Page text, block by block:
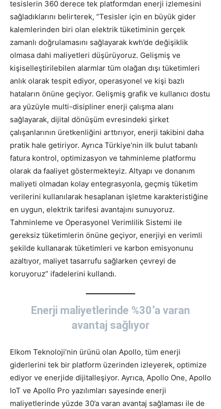
tesislerin 360 derece tek platformdan enerji izlemesini
sağladıklarını belirterek, “Tesisler için en büyük gider
kalemlerinden biri olan elektrik tüketiminin gerçek
zamanlı doğrulamasını sağlayarak kwh’de değişiklik
olmasa dahi maliyetleri düşürüyoruz. Gelişmiş ve
kişiselleştirilebilen alarmlar tüm olağan dışı tüketimleri
anlık olarak tespit ediyor, operasyonel ve kişi bazlı
hataların önüne geçiyor. Gelişmiş grafik ve kullanıcı dostu
ara yüzüyle multi-disipliner enerji çalışma alanı
sağlayarak, dijital dönüşüm evresindeki şirket
çalışanlarının üretkenliğini arttırıyor, enerji takibini daha
pratik hale getiriyor. Ayrıca Türkiye’nin ilk bulut tabanlı
fatura kontrol, optimizasyon ve tahminleme platformu
olarak da faaliyet göstermekteyiz. Altyapı ve donanım
maliyeti olmadan kolay entegrasyonla, geçmiş tüketim
verilerini kullanılarak hesaplanan işletme karakteristiğine
en uygun, elektrik tarifesi avantajını sunuyoruz.
Tahminleme ve Operasyonel Verimlilik Sistemi ile
gereksiz tüketimlerin önüne geçiyor, enerjiyi en verimli
şekilde kullanarak tüketimleri ve karbon emisyonunu
azaltıyor, maliyet tasarrufu sağlarken çevreyi de
koruyoruz” ifadelerini kullandı.
Enerji maliyetlerinde %30’a varan
avantaj sağlıyor
Elkom Teknoloji’nin ürünü olan Apollo, tüm enerji
giderlerini tek bir platform üzerinden izleyerek, optimize
ediyor ve enerjide dijitalleşiyor. Ayrıca, Apollo One, Apollo
IoT ve Apollo Pro yazılımları sayesinde enerji
maliyetlerinde yüzde 30’a varan avantaj sağlaması ile de